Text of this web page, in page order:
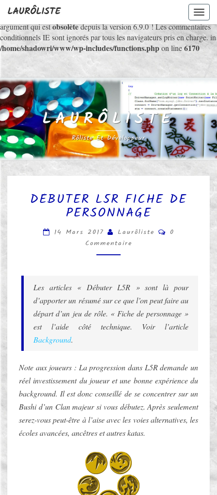
Deprecated: WP_Dependencies->add_data() est appelé avec un
argument qui estobsolètedepuis la version 6.9.0 ! Les commentaires
conditionnels IE sont ignorés par tous les navigateurs pris en charge. in
/home/shadowri/www/wp-includes/functions.phpon line6170
LAURÔLISTE
LAURÔLISTE
Rôliste Et Développeur
É
B
T
E
R
R
I
C
H
P
E
R
O
N
N
G
E
DÉBUTER L5R FICHE DE
PERSONNAGE
14 Mars 2017 Laurôliste C
I
R
E
S
0
Commentaire
Les articles « Débuter L5R » sont là pour
d’apporter un résumé sur ce que l’on peut faire au
départ d’un jeu de rôle. « Fiche de personnage »
est l’aide côté technique. Voir l’article
Background.
Note aux joueurs : La progression dans L5R demande un
réel investissement du joueur et une bonne expérience du
background. Il est donc conseillé de se concentrer sur un
Bushi d’un Clan majeur si vous débutez. Après seulement
serez-vous peut-être à l’aise avec les voies alternatives, les
écoles avancées, ancêtres et autres katas.